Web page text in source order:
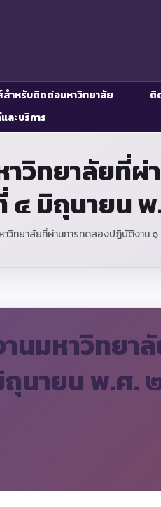
สำหรับติดต่อมหาวิทยาลัย ติ
ะบริการ
าวิทยาลัยที่
๔ มิถุนายน
าวิทยาลัยที่ผ่านการทดลองปฏิบัติงาน
านมหาวิทย
ถุนายน พ.ศ.